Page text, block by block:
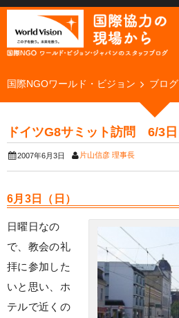
国際NGOワールド・ビジョン ブログ
ドイツG8サミット訪問 6/3日
2007年6月3日 片山信彦 理事長
6月3日（日）
日曜日なの
で、教会の礼
拝に参加した
いと思い、ホ
テルで近くの